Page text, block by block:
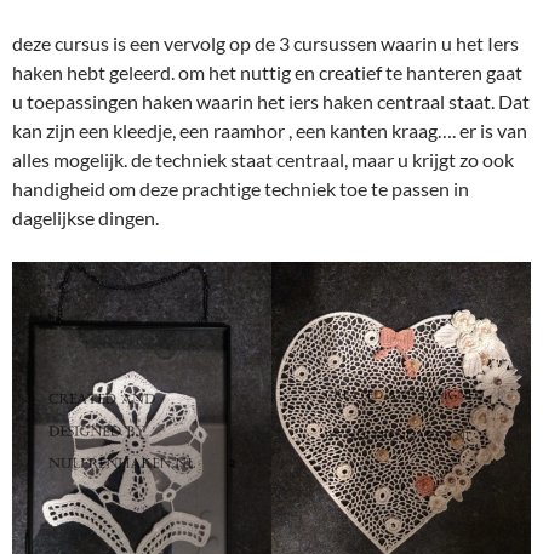
deze cursus is een vervolg op de 3 cursussen waarin u het Iers
haken hebt geleerd. om het nuttig en creatief te hanteren gaat
u toepassingen haken waarin het iers haken centraal staat. Dat
kan zijn een kleedje, een raamhor , een kanten kraag…. er is van
alles mogelijk. de techniek staat centraal, maar u krijgt zo ook
handigheid om deze prachtige techniek toe te passen in
dagelijkse dingen.